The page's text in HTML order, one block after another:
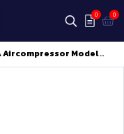
0 0
Model : PP-415A ( 15 HP)